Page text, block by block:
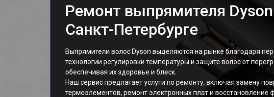
Ремонт выпрямителя
Санкт-Петербурге
Выпрямители волос Dyson выделяются на рынке благодаря
технологии регулировки температуры и защите волос от
обеспечивая их здоровье и блеск.
Наш сервис предлагает услуги по ремонту, включая замену
термоэлементов, ремонт электронных плат и восстановление